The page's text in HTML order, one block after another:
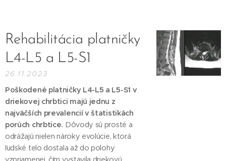
Rehabilitácia platničky
L4-L5 a L5-S1
26.11.2023
Poškodené platničky L4-L5 a L5-S1 v
driekovej chrbtici majú jednu z
najväčších prevalencií v štatistikách
porúch chrbtice. Dôvody sú prosté a
odrážajú nielen nároky evolúcie, ktorá
ľudské telo dostala až do polohy